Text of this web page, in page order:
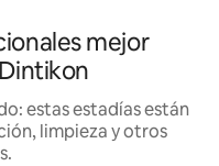
mejor
estas estadías están
limpieza y otros